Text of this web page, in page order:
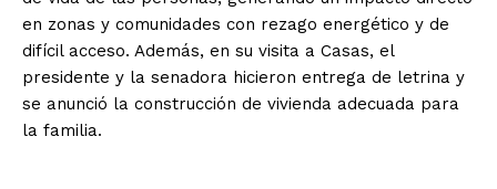
en zonas y comunidades con rezago energético y de
difícil acceso. Además, en su visita a Casas, el
presidente y la senadora hicieron entrega de letrina y
se anunció la construcción de vivienda adecuada para
la familia.